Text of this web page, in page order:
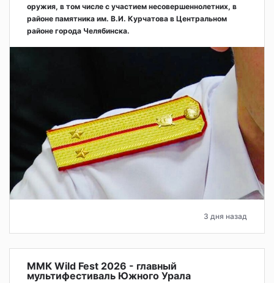
оружия, в том числе с участием несовершеннолетних, в
районе памятника им. В.И. Курчатова в Центральном
районе города Челябинска.
3 дня назад
ММК Wild Fest 2026 - главный
мультифестиваль Южного Урала